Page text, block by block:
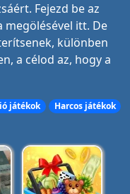
Fejezd be az
megölésével itt. De
különben
a célod az, hogy a
játékok
Harcos játékok